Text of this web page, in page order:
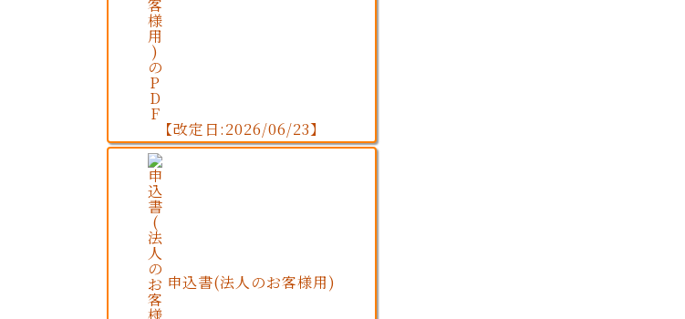
【改定日:2026/06/23】
申込書(法人のお客様用)